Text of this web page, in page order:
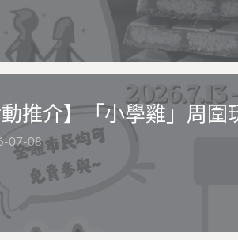
動推介】「小學雞」周圍
07-08